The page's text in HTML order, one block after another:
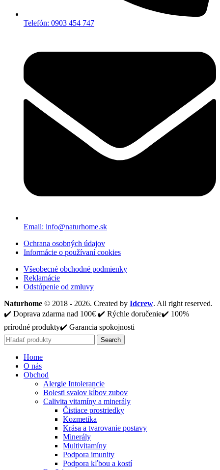
Telefón: 0903 454 747
Email: info@naturhome.sk
Ochrana osobných údajov
Informácie o používaní cookies
Všeobecné obchodné podmienky
Reklamácie
Odstúpenie od zmluvy
Naturhome © 2018 - 2026. Created by Idcrew. All right reserved.
✔️ Doprava zdarma nad 100€ ✔️ Rýchle doručenie✔️ 100%
prírodné produkty✔️ Garancia spokojnosti
Search
Home
O nás
Obchod
Alergie Intolerancie
Bolesti svalov kĺbov zubov
Calivita vitamíny a minerály
Čistiace prostriedky
Kozmetika
Krása a tvarovanie postavy
Minerály
Multivitamíny
Podpora imunity
Podpora kľbou a kostí